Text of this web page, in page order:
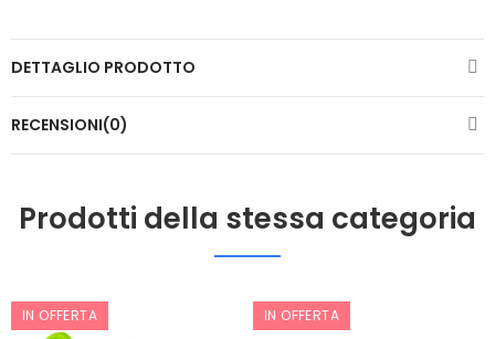
DETTAGLIO PRODOTTO
RECENSIONI(0)
Prodotti della stessa categoria
IN OFFERTA IN OFFERTA